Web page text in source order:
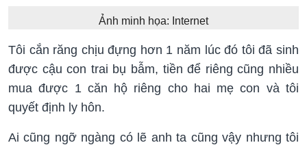
Ảnh minh họa: Internet
Tôi cắn răng chịu đựng hơn 1 năm lúc đó tôi đã sinh
được cậu con trai bụ bẫm, tiền để riêng cũng nhiều
mua được 1 căn hộ riêng cho hai mẹ con và tôi
quyết định ly hôn.
Ai cũng ngỡ ngàng có lẽ anh ta cũng vậy nhưng tôi